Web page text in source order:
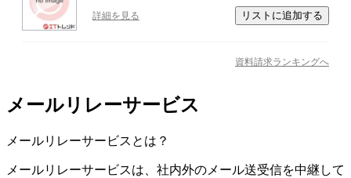
詳細を見る リストに追加する
資料請求ランキングへ
メールリレーサービス
メールリレーサービス とは？
メールリレーサービスは、社内外のメール送受信を中継して